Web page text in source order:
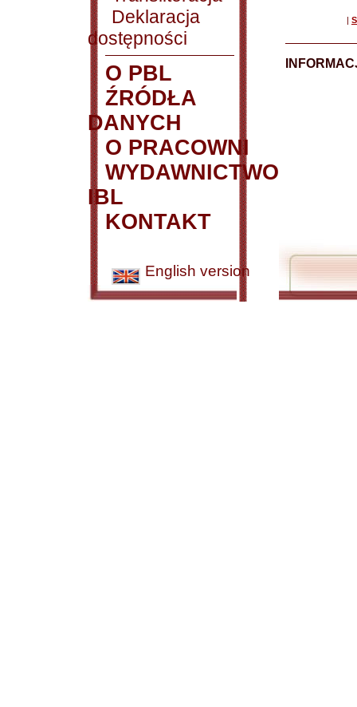
Deklaracja
dostępności
O PBL
ŹRÓDŁA
DANYCH
O PRACOWNI
WYDAWNICTWO
IBL
KONTAKT
English version
|